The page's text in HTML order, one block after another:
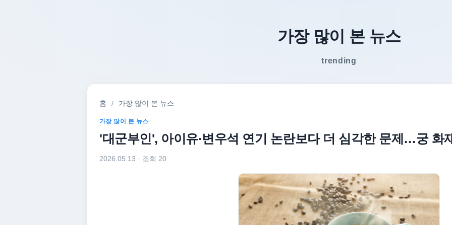
가장 많이 본 뉴스
trending
홈 / 가장 많이 본 뉴스
가장 많이 본 뉴스
'대군부인', 아이유·변우석 연기 논란보다 더 심각한 문제…궁 화
2026.05.13 · 조회 20